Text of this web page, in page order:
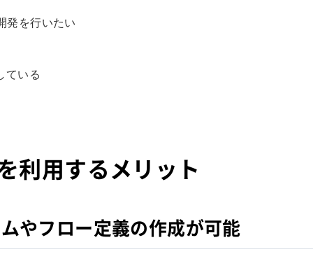
発を行いたい
ている
用するメリット
やフロー定義の作成が可能